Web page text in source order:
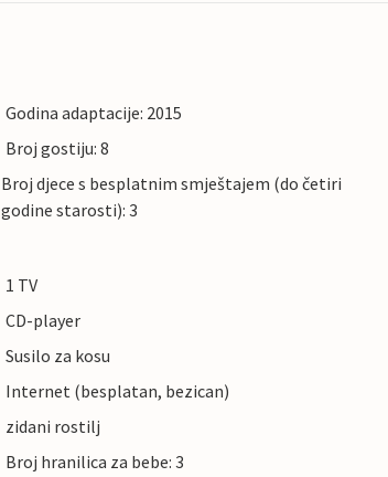
Godina adaptacije: 2015
Broj gostiju: 8
Broj djece s besplatnim smještajem (do četiri
godine starosti): 3
1 TV
CD-player
Susilo za kosu
Internet (besplatan, bezican)
zidani rostilj
Broj hranilica za bebe: 3